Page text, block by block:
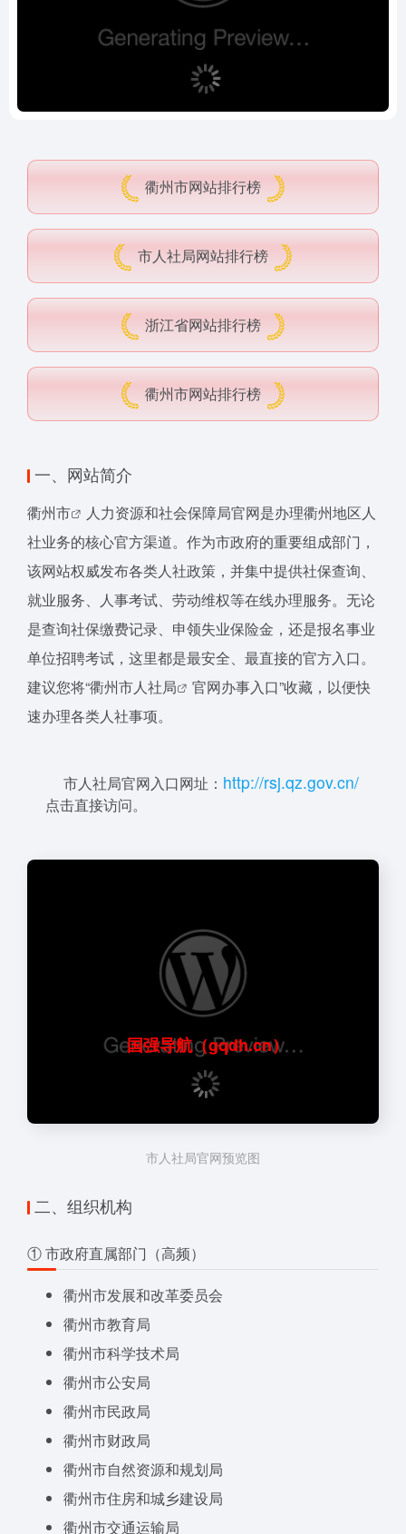
衢州市网站排行榜
市人社局网站排行榜
浙江省网站排行榜
衢州市网站排行榜
一、网站简介
衢州市
人力资源和社会保障局官网是办理衢州地区人
社业务的核心官方渠道。作为市政府的重要组成部门，
该网站权威发布各类人社政策，并集中提供社保查询、
就业服务、人事考试、劳动维权等在线办理服务。无论
是查询社保缴费记录、申领失业保险金，还是报名事业
单位招聘考试，这里都是最安全、最直接的官方入口。
建议您将“衢州市人社局
官网办事入口”收藏，以便快
速办理各类人社事项。
市人社局官网入口网址： http://rsj.qz.gov.cn/
点击直接访问。
国强导航（gqdh.cn）
市人社局官网预览图
二、组织机构
① 市政府直属部门（高频）
衢州市发展和改革委员会
衢州市教育局
衢州市科学技术局
衢州市公安局
衢州市民政局
衢州市财政局
衢州市自然资源和规划局
衢州市住房和城乡建设局
衢州市交通运输局